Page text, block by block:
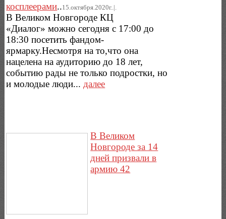
косплеерами..15.октября.2020г..|.
В Великом Новгороде КЦ
«Диалог» можно сегодня с 17:00 до
18:30 посетить фандом-
ярмарку.Несмотря на то,что она
нацелена на аудиторию до 18 лет,
событию рады не только подростки, но
и молодые люди... далее
В Великом
Новгороде за 14
дней призвали в
армию 42